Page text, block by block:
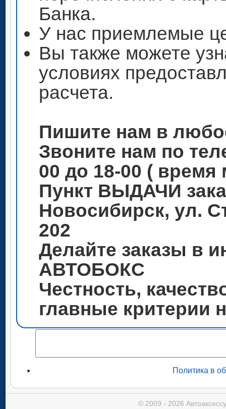
Банка.
У нас приемлемые
Вы также можете
условиях
расчета.
Пишите нам в
Звоните нам по
00 до 18-00 ( время
Пункт ВЫДАЧИ
Новосибирск, ул.
202
Делайте заказы в
АВТОБОКС
Честность,
главные критерии
Политика в
© 2009 - 2026